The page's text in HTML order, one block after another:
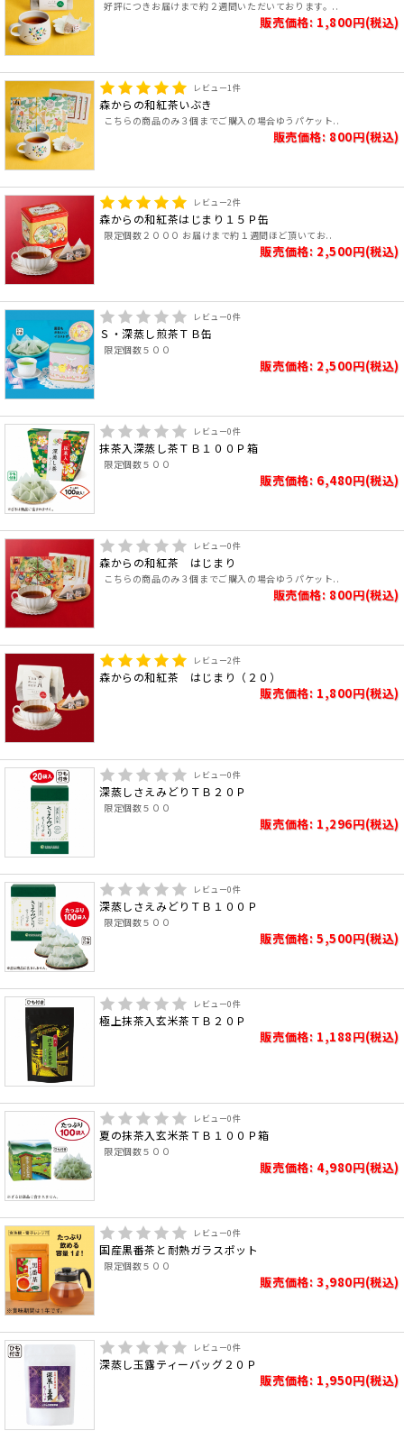
好評につきお届けまで約２週間いただいております。..
販売価格: 1,800円(税込)
レビュー1件
森からの和紅茶いぶき
こちらの商品のみ３個までご購入の場合ゆうパケット..
販売価格: 800円(税込)
レビュー2件
森からの和紅茶はじまり１５Ｐ缶
限定個数２０００ お届けまで約１週間ほど頂いてお..
販売価格: 2,500円(税込)
レビュー0件
Ｓ・深蒸し煎茶ＴＢ缶
限定個数５００
販売価格: 2,500円(税込)
レビュー0件
抹茶入深蒸し茶ＴＢ１００Ｐ箱
限定個数５００
販売価格: 6,480円(税込)
レビュー0件
森からの和紅茶 はじまり
こちらの商品のみ３個までご購入の場合ゆうパケット..
販売価格: 800円(税込)
レビュー2件
森からの和紅茶 はじまり（２０）
販売価格: 1,800円(税込)
レビュー0件
深蒸しさえみどりＴＢ２０Ｐ
限定個数５００
販売価格: 1,296円(税込)
レビュー0件
深蒸しさえみどりＴＢ１００Ｐ
限定個数５００
販売価格: 5,500円(税込)
レビュー0件
極上抹茶入玄米茶ＴＢ２０Ｐ
販売価格: 1,188円(税込)
レビュー0件
夏の抹茶入玄米茶ＴＢ１００Ｐ箱
限定個数５００
販売価格: 4,980円(税込)
レビュー0件
国産黒番茶と耐熱ガラスポット
限定個数５００
販売価格: 3,980円(税込)
レビュー0件
深蒸し玉露ティーバッグ２０Ｐ
販売価格: 1,950円(税込)